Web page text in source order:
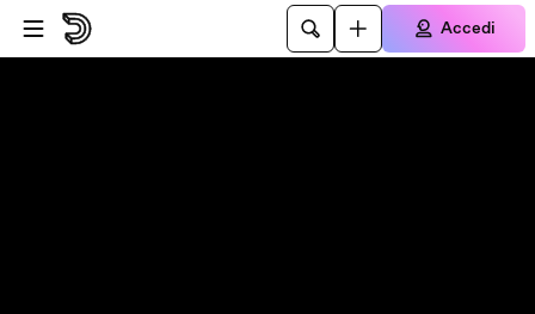
Vai al lettore
Passa al contenuto principale
Accedi